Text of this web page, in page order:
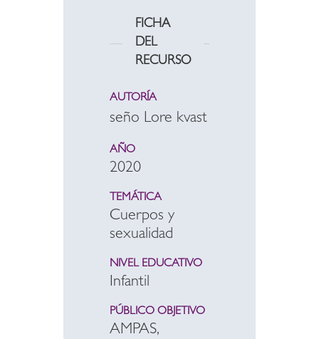
FICHA
DEL
RECURSO
AUTORÍA
seño Lore kvast
AÑO
2020
TEMÁTICA
Cuerpos y
sexualidad
NIVEL EDUCATIVO
Infantil
PÚBLICO OBJETIVO
AMPAS,